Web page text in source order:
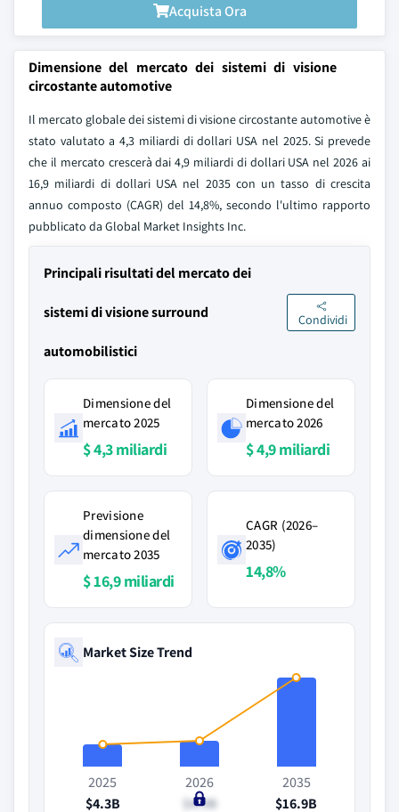
Acquista Ora
Dimensione del mercato dei sistemi di visione
circostante automotive
Il mercato globale dei sistemi di visione circostante automotive è
stato valutato a 4,3 miliardi di dollari USA nel 2025. Si prevede
che il mercato crescerà dai 4,9 miliardi di dollari USA nel 2026 ai
16,9 miliardi di dollari USA nel 2035 con un tasso di crescita
annuo composto (CAGR) del 14,8%, secondo l'ultimo rapporto
pubblicato da Global Market Insights Inc.
Principali risultati del mercato dei
sistemi di visione surround
automobilistici
Condividi
Dimensione del
mercato 2025
$ 4,3 miliardi
Dimensione del
mercato 2026
$ 4,9 miliardi
Previsione
dimensione del
mercato 2035
$ 16,9 miliardi
CAGR (2026–
2035)
14,8%
Market Size Trend
2025
$4.3B
2026
$4.9B
2035
$16.9B